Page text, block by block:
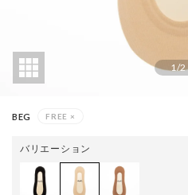
1/2
BEG FREE ×
バリエーション